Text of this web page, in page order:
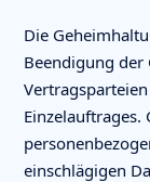
Die
Beendigung der
Einzelauftrages.
einschlägigen